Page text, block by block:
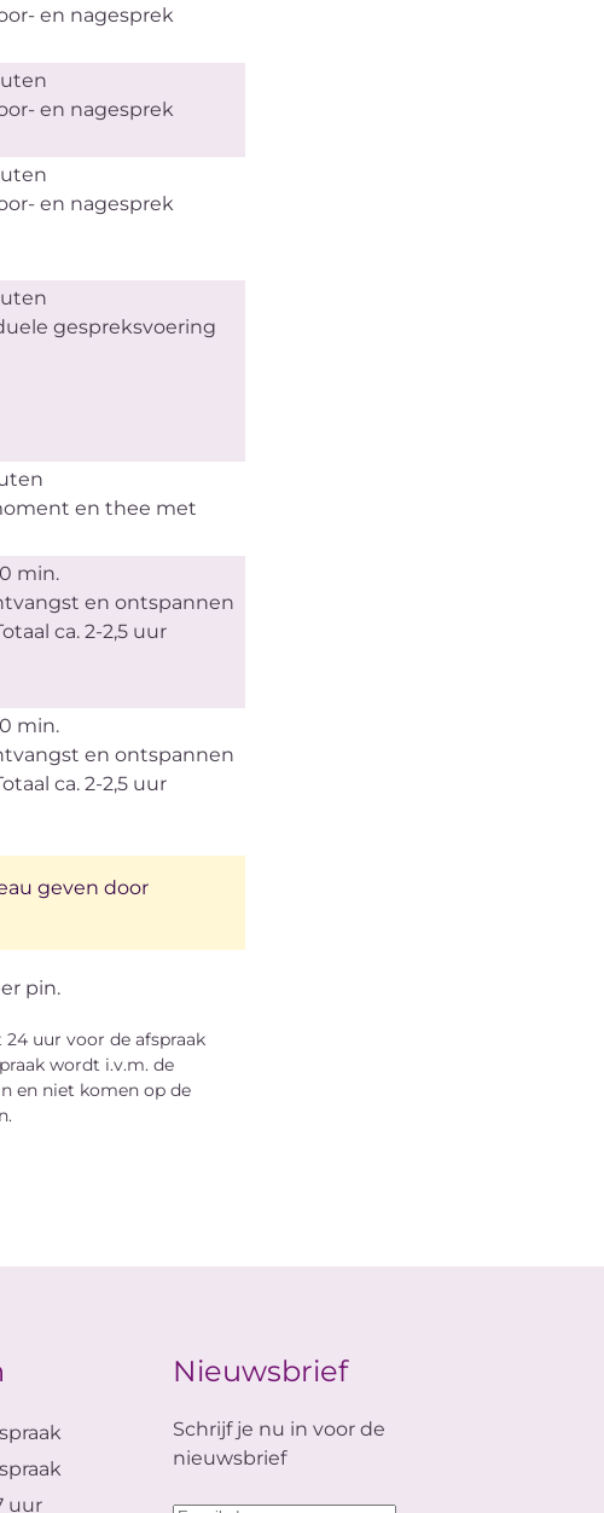
en nagesprek
en nagesprek
en nagesprek
gespreksvoering
en thee met
min.
en ontspannen
ca. 2-2,5 uur
min.
en ontspannen
ca. 2-2,5 uur
geven door
pin.
uur voor de afspraak
wordt i.v.m. de
en niet komen op de
uur
Nieuwsbrief
Schrijf je nu in voor de
nieuwsbrief